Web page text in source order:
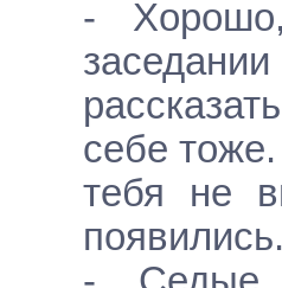
-
себе
тебя не